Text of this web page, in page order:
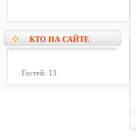
КТО НА САЙТЕ
Гостей: 13